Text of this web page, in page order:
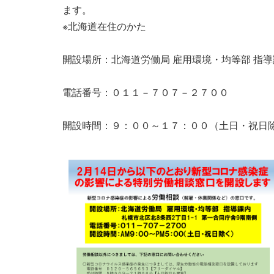
ます。
※北海道在住のかた
開設場所：北海道労働局 雇用環境・均等部 指
電話番号：０１１－７０７－２７００
開設時間：９：００～１７：００（土日・祝日